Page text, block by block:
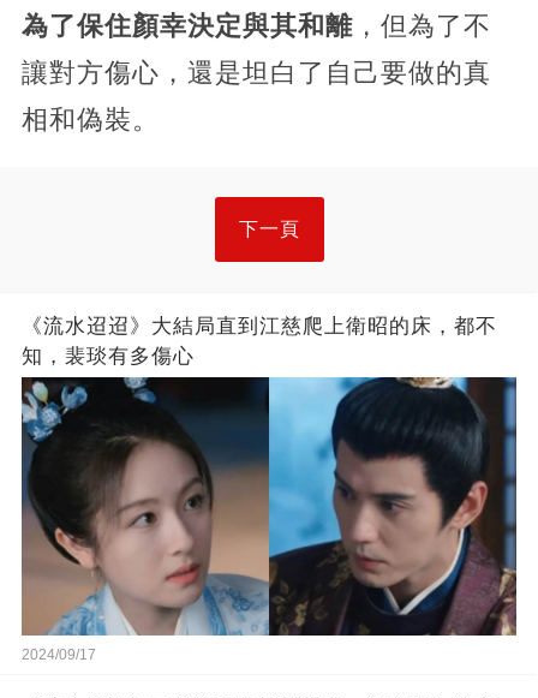
為了保住顏幸決定與其和離，但為了不
讓對方傷心，還是坦白了自己要做的真
相和偽裝。
下一頁
《流水迢迢》大結局直到江慈爬上衛昭的床，都不
知，裴琰有多傷心
2024/09/17